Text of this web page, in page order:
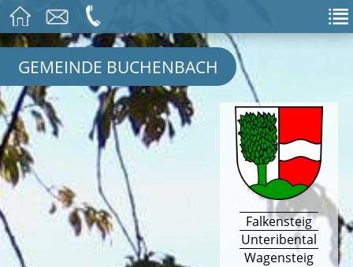
GEMEINDE BUCHENBACH
Falkensteig
Unteribental
Wagensteig